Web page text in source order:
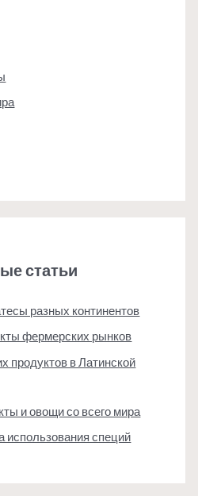
статьи
разных континентов
фермерских рынков
продуктов в Латинской
и овощи со всего мира
использования специй